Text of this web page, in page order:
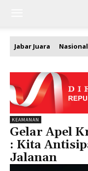
Jabar Juara Nasional
KEAMANAN
Gelar Apel
: Kita
Jalanan